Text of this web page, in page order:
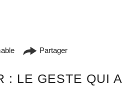
Partager
: LE GESTE QUI A